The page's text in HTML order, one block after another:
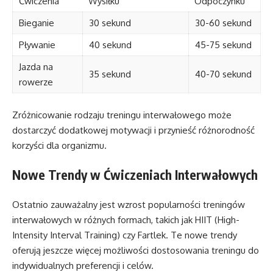
Bieganie
30 sekund
30-60 sekund
Pływanie
40 sekund
45-75 sekund
Jazda na
rowerze
35 sekund 40-70 sekund
Zróżnicowanie rodzaju treningu interwałowego może
dostarczyć dodatkowej motywacji i przynieść różnorodność
korzyści dla organizmu.
Nowe Trendy w Ćwiczeniach Interwałowych
Ostatnio zauważalny jest wzrost popularności treningów
interwałowych w różnych formach, takich jak HIIT (High-
Intensity Interval Training) czy Fartlek. Te nowe trendy
oferują jeszcze więcej możliwości dostosowania treningu do
indywidualnych preferencji i celów.